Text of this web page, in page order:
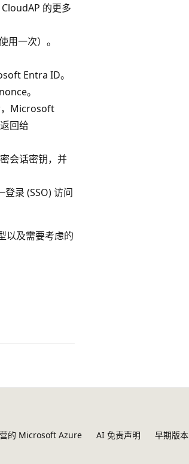
的更多
一次）。
Entra ID。
。
，Microsoft
回给
会话密钥，并
录 (SSO) 访问
以及需要考虑的
的 Microsoft Azure AI 免责声明 早期版本